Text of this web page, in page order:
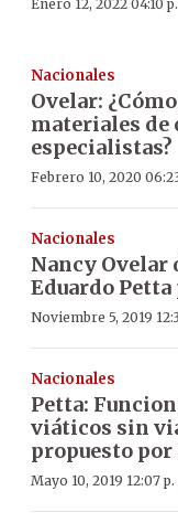
Enero 12, 2022 04:10
Nacionales
Ovelar:
materiales de
especialistas?
Febrero 10, 2020
Nacionales
Nancy Ovelar
Eduardo
Noviembre 5, 2019
Nacionales
Petta:
viáticos sin
propuesto
Mayo 10, 2019 12:07 p.